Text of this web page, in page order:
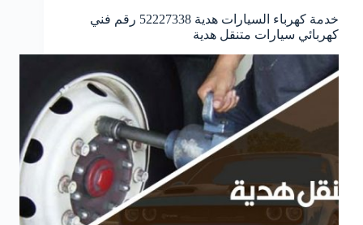
خدمة كهرباء السيارات هدية 52227338 رقم فني
كهربائي سيارات متنقل هدية